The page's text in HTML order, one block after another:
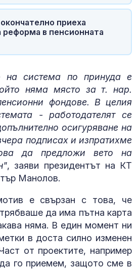
приеха
реформа в пенсионната
на система по принуда е
няма място за т. нар.
фондове. В целия
- работодателят се
осигуряване на
подписах и изпратихме
да предложи вето на
, заяви президентът на КТ
Манолов.
е свързан с това, че
да има пътна карта
няма. В един момент ни
в доста силно изменен
от проектите, например
го приемем, защото сме в